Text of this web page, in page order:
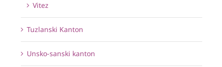
Vitez
Tuzlanski Kanton
Unsko-sanski kanton